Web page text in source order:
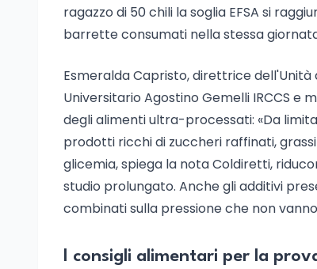
ragazzo di 50 chili la soglia EFSA si
barrette consumati nella stessa
Esmeralda Capristo, direttrice dell'Unità
Universitario Agostino Gemelli IRCCS
degli alimenti ultra-processati: «Da
prodotti ricchi di zuccheri raffinati,
glicemia, spiega la nota Coldiretti,
studio prolungato. Anche gli additivi
combinati sulla pressione che non
I consigli alimentari per la